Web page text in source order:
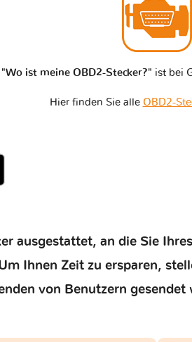
"Wo ist meine OBD2-Stecker?" ist bei
Hier finden Sie alle OBD2-
ausgestattet, an die Sie
Ihnen Zeit zu ersparen,
von Benutzern gesendet